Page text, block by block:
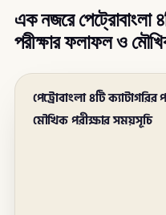
এক নজরে পেট্রোবাংলা
পরীক্ষার ফলাফল ও
পেট্রোবাংলা ৪টি
মৌখিক পরীক্ষার সময়সূচি